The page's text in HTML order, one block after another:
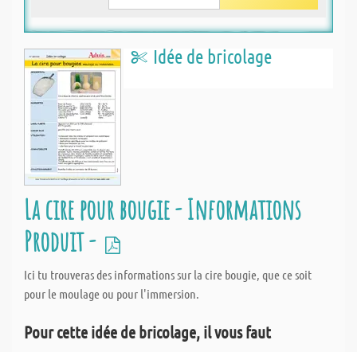
Idée de bricolage
La cire pour bougie - Informations
Produit -
Ici tu trouveras des informations sur la cire bougie, que ce soit
pour le moulage ou pour l'immersion.
Pour cette idée de bricolage, il vous faut